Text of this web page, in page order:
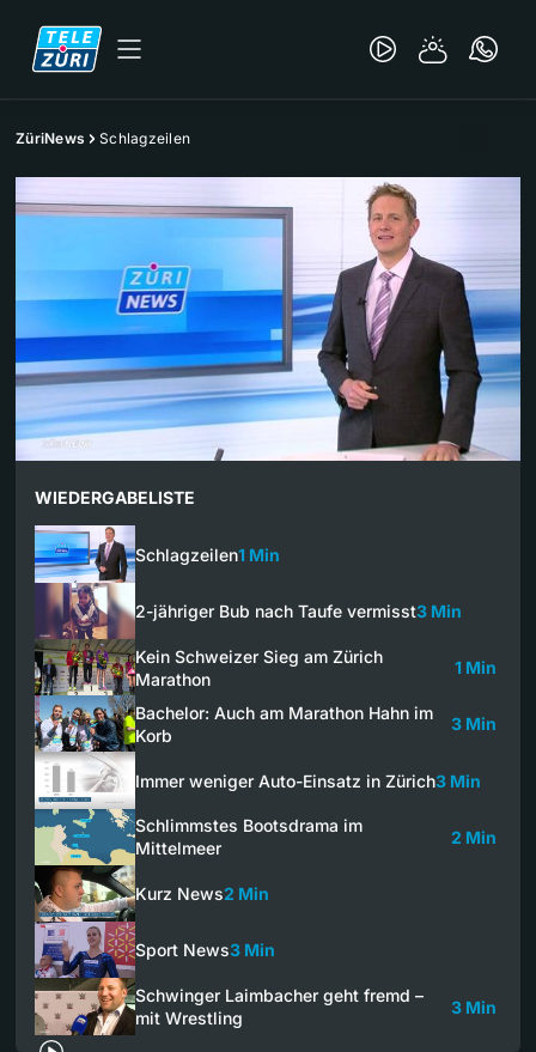
ZüriNews Schlagzeilen
WIEDERGABELISTE
Schlagzeilen1 Min
2-jähriger Bub nach Taufe vermisst3 Min
Kein Schweizer Sieg am Zürich
Marathon
1 Min
Bachelor: Auch am Marathon Hahn im
Korb
3 Min
Immer weniger Auto-Einsatz in Zürich3 Min
Schlimmstes Bootsdrama im
Mittelmeer
2 Min
Kurz News2 Min
Sport News3 Min
Schwinger Laimbacher geht fremd –
mit Wrestling
3 Min